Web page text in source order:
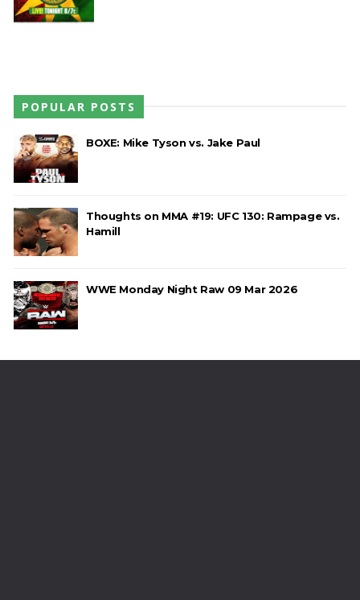
POPULAR POSTS
BOXE: Mike Tyson vs. Jake Paul
Thoughts on MMA #19: UFC 130: Rampage vs.
Hamill
WWE Monday Night Raw 09 Mar 2026